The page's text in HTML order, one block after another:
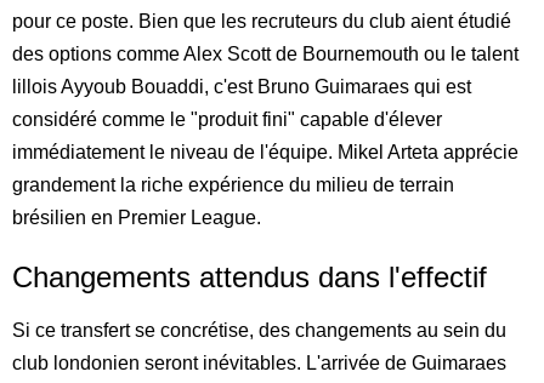
pour ce poste. Bien que les recruteurs du club aient étudié
des options comme Alex Scott de Bournemouth ou le talent
lillois Ayyoub Bouaddi, c'est Bruno Guimaraes qui est
considéré comme le "produit fini" capable d'élever
immédiatement le niveau de l'équipe. Mikel Arteta apprécie
grandement la riche expérience du milieu de terrain
brésilien en Premier League.
Changements attendus dans l'effectif
Si ce transfert se concrétise, des changements au sein du
club londonien seront inévitables. L'arrivée de Guimaraes